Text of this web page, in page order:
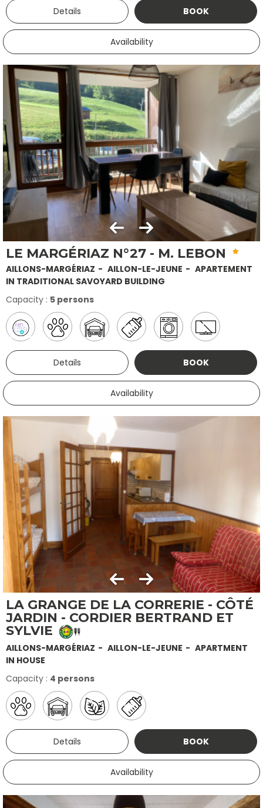
Details BOOK
Availability
LE MARGÉRIAZ N°27 - M. LEBON
AILLONS-MARGÉRIAZ AILLON-LE-JEUNE
APARTEMENT
IN TRADITIONAL SAVOYARD BUILDING
Capacity : 5 persons
Details BOOK
Availability
LA GRANGE DE LA CORRERIE - CÔTÉ
JARDIN - CORDIER BERTRAND ET
SYLVIE
AILLONS-MARGÉRIAZ AILLON-LE-JEUNE
APARTMENT
IN HOUSE
Capacity : 4 persons
Details BOOK
Availability